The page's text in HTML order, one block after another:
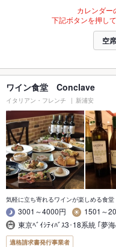
カレンダー
下記ボタンを押し
空
ワイン食堂 Conclave
イタリアン・フレンチ 新浦安
気軽に立ち寄れるワインが楽しめる食堂
3001～4000円
1501～
東京ﾍﾞｲｼﾃｨﾊﾞｽ3･18系統 ｢夢
適格請求書発行事業者